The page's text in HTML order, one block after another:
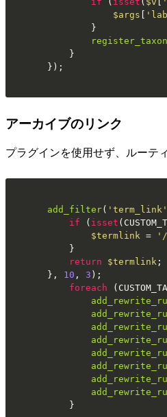
$args [
});
アーカイブのリンク
プラグインを使用せず、ルーテ
add_filter( 'term_link'
if ( isset
$termlink =
return
$termlink ;
}, 10 , 3 );
foreach
	}